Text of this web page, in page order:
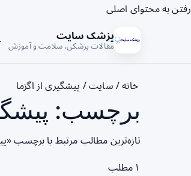
رفتن به محتوای اصلی
پزشک سایت
مقالات پزشکی، سلامت و آموزش
خانه/ سایت/ پیشگیری از اگزما
برچسب:
تازه‌ترین مطالب مرتبط با برچسب
۱ مطلب